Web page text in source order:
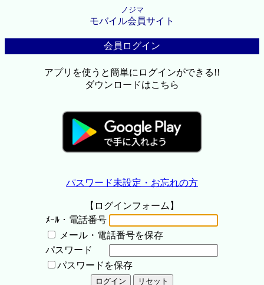
ノジマ
モバイル会員サイト
会員ログイン
アプリを使うと簡単にログインができる!!
ダウンロードはこちら
パスワード未設定・お忘れの方
【ログインフォーム】
ﾒｰﾙ・電話番号
メール・電話番号を保存
パスワード
パスワードを保存